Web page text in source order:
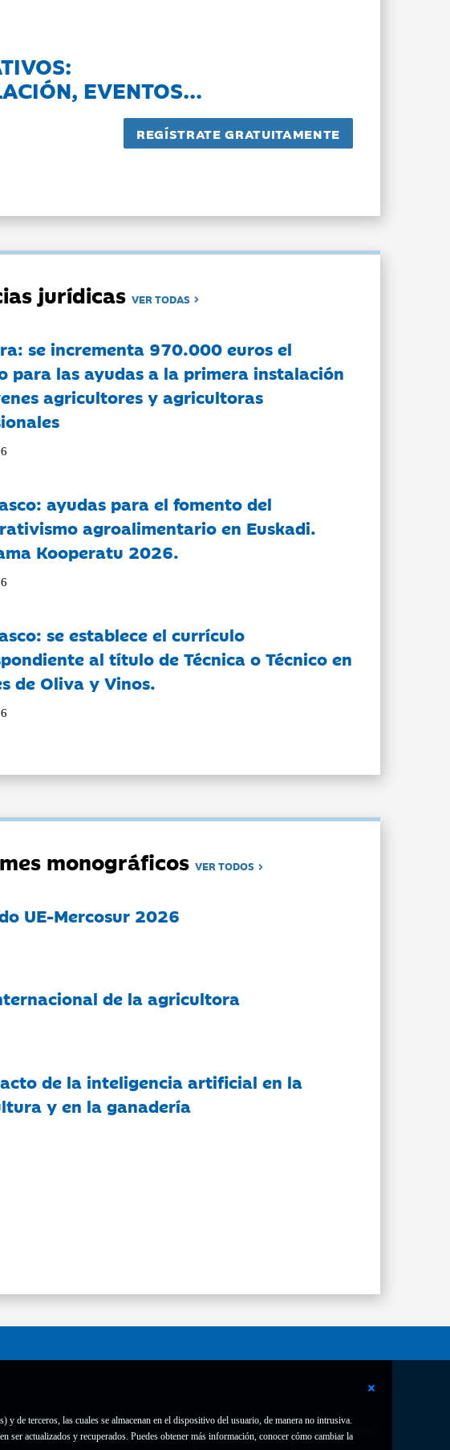
de terceros, las cuales se almacenan en el dispositivo del usuario, de manera no intrusiva.
ser actualizados y recuperados. Puedes obtener más información, conocer cómo cambiar la
EVENTOS...
jurídicasVER TODAS
se incrementa 970.000 euros el
para las ayudas a la primera instalación
agricultores y agricultoras
ayudas para el fomento del
agroalimentario en Euskadi.
Kooperatu 2026.
se establece el currículo
al título de Técnica o Técnico en
de Oliva y Vinos.
monográficosVER TODOS
UE-Mercosur 2026
de la agricultora
de la inteligencia artificial en la
y en la ganadería
Contacto Declaración de accesibilidad